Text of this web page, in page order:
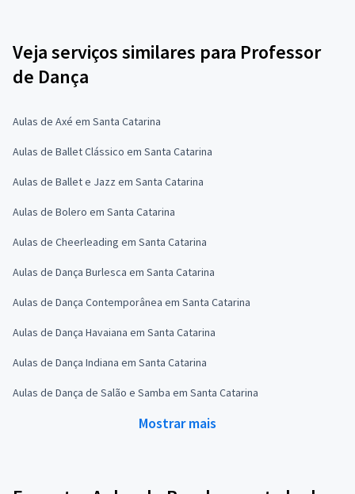
Veja serviços similares para Professor
de Dança
Aulas de Axé em Santa Catarina
Aulas de Ballet Clássico em Santa Catarina
Aulas de Ballet e Jazz em Santa Catarina
Aulas de Bolero em Santa Catarina
Aulas de Cheerleading em Santa Catarina
Aulas de Dança Burlesca em Santa Catarina
Aulas de Dança Contemporânea em Santa Catarina
Aulas de Dança Havaiana em Santa Catarina
Aulas de Dança Indiana em Santa Catarina
Aulas de Dança de Salão e Samba em Santa Catarina
Mostrar mais